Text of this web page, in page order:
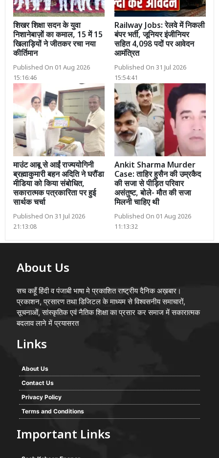
शिखर शिक्षा सदन के युवा
निशानेबाज़ों का कमाल, 15 में 15
खिलाड़ियों ने जीतकर रचा नया
कीर्तिमान
Published On 01 Aug 2026
15:16:46
Railway Jobs: रेलवे में निकली
बंपर भर्ती, जूनियर इंजीनियर
सहित 4,098 पदों पर आवेदन
आमंत्रित
Published On 31 Jul 2026
15:54:41
माउंट आबू से आईं राज्ययोगिनी
ब्रह्माकुमारी बहन अदिति ने घरौंडा
मीडिया को किया संबोधित,
सकारात्मक पत्रकारिता पर हुई
सार्थक चर्चा
Published On 31 Jul 2026
21:13:08
Ankit Sharma Murder
Case: ताहिर हुसैन की उम्रकैद
की सजा से पीड़ित परिवार
असंतुष्ट, बोले- मौत की सजा
मिलनी चाहिए थी
Published On 01 Aug 2026
11:13:32
About Us
सच कहूँ हिंदी व पंजाबी भाषा मे प्रकाशित राष्ट्रीय दैनिक अख़बार।
प्रकाशन, प्रसारण तथा डिजिटल के माध्यम से विश्वसनीय समाचारों,
सूचनाओं, सांस्कृतिक एवं नैतिक शिक्षा का प्रसार कर समाज में सकारात्मक
बदलाव लाने में प्रयासरत
Links
About Us
Contact Us
Privacy Policy
Terms and Conditions
Important Links